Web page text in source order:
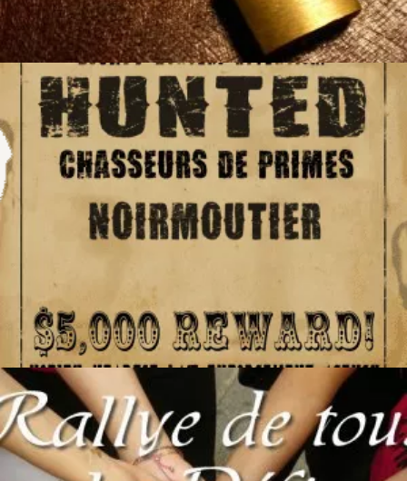
Ajouter au panier
80€
Ajouter au panier